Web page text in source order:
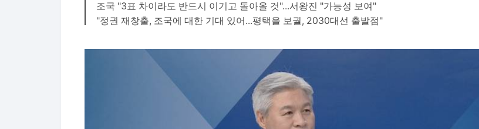
조국 "3표 차이라도 반드시 이기고 돌아올 것"...서왕진 "가능성 보여"
"정권 재창출, 조국에 대한 기대 있어...평택을 보궐, 2030대선 출발점"